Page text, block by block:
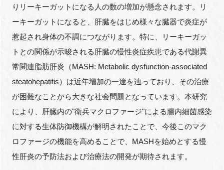
りリーキーガットになる人の数の増加が懸念されます。リ
ーキーガットになると、肝臓をはじめ様々な臓器で炎症が
惹起され身体の不調につながります。特に、リーキーガッ
トとの関係が示唆される肝臓の慢性炎症疾患である代謝異
常関連脂肪肝炎（MASH: Metabolic dysfunction-associated
steatohepatitis）は近年増加の一途を辿っており、その治療
が困難なことから大きな社会問題となっています。本研究
により、肝臓内の"衛兵マクロファージ"による腸内細菌感染
に対する生体防御機構が解明されたことで、今後このマク
ロファージの機能を高めることで、MASHを始めとする慢
性肝炎の予防法および治療法の開発が期待されます。